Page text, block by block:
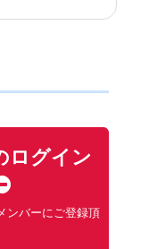
ログイン
ンバーにご登録頂